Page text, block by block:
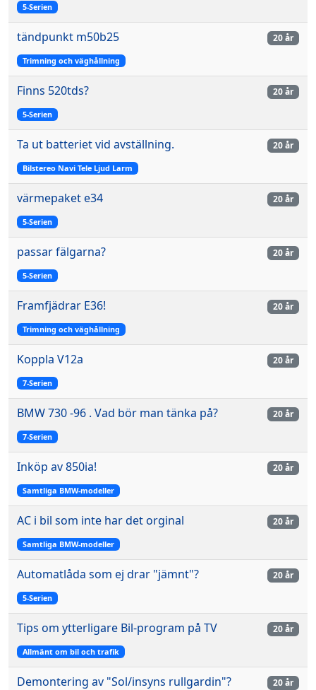
5-Serien
tändpunkt m50b25
Trimning och väghållning
20 år
Finns 520tds?
5-Serien
20 år
Ta ut batteriet vid avställning.
Bilstereo Navi Tele Ljud Larm
20 år
värmepaket e34
5-Serien
20 år
passar fälgarna?
5-Serien
20 år
Framfjädrar E36!
Trimning och väghållning
20 år
Koppla V12a
7-Serien
20 år
BMW 730 -96 . Vad bör man tänka på?
7-Serien
20 år
Inköp av 850ia!
Samtliga BMW-modeller
20 år
AC i bil som inte har det orginal
Samtliga BMW-modeller
20 år
Automatlåda som ej drar "jämnt"?
5-Serien
20 år
Tips om ytterligare Bil-program på TV
Allmänt om bil och trafik
20 år
Demontering av "Sol/insyns rullgardin"? 20 år